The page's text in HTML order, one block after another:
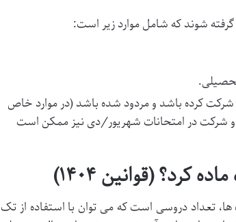
شوند که شامل موارد زیر است:
شرکت کرده باشد و مردود شده باشد (در موارد خاص
و شرکت در امتحانات شهریور/دی نیز ممکن است
ها، تعداد دروسی است که می توان با استفاده از تک